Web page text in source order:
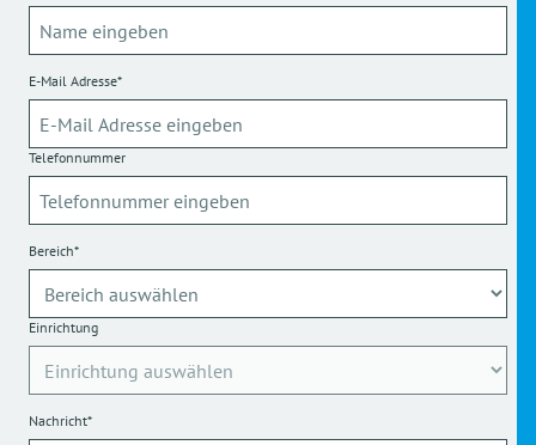
E-Mail Adresse*
Telefonnummer
Bereich*
Einrichtung
Nachricht*